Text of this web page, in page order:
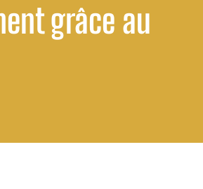
grâce au